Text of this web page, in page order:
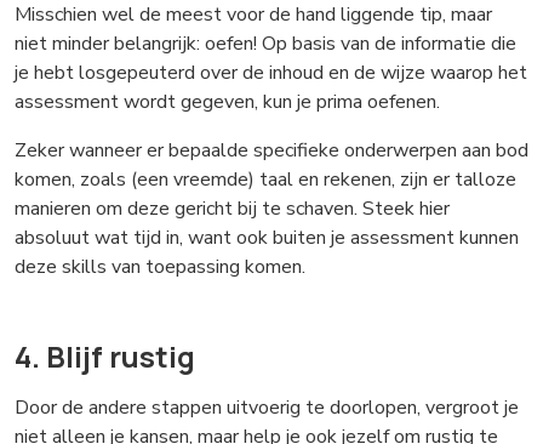
Misschien wel de meest voor de hand liggende tip, maar
niet minder belangrijk: oefen! Op basis van de informatie die
je hebt losgepeuterd over de inhoud en de wijze waarop het
assessment wordt gegeven, kun je prima oefenen.
Zeker wanneer er bepaalde specifieke onderwerpen aan bod
komen, zoals (een vreemde) taal en rekenen, zijn er talloze
manieren om deze gericht bij te schaven. Steek hier
absoluut wat tijd in, want ook buiten je assessment kunnen
deze skills van toepassing komen.
4. Blijf rustig
Door de andere stappen uitvoerig te doorlopen, vergroot je
niet alleen je kansen, maar help je ook jezelf om rustig te